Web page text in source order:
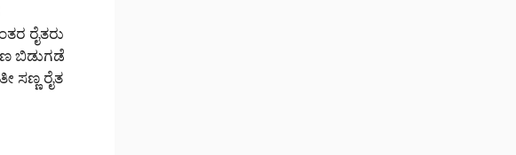
ರೈತರು
ಬಿಡುಗಡೆ
ರೈತ